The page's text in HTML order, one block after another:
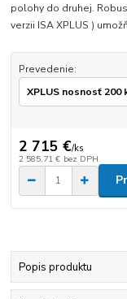
polohy do druhej.
verzii ISA XPLUS )
Prevedenie:
2 715 €/ks
2 585,71 € bez DPH
Popis produktu